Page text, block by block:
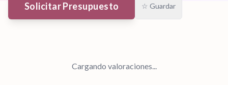
Solicitar Presupuesto ☆ Guardar
Cargando valoraciones...